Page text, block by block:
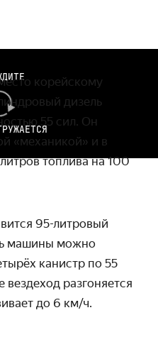
корейскому
дизель
55 сил. Он
«механикой» и в
топлива на 100
95-литровый
машины можно
канистр по 55
разгоняется
до 6 км/ч.